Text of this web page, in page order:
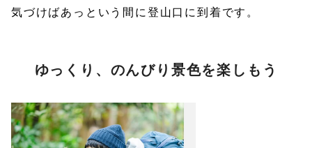
気づけばあっという間に登山口に到着です。
ゆっくり、のんびり景色を楽しもう